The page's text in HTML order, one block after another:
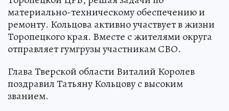
материально-техническому обеспечению и
ремонту. Кольцова активно участвует в жизни
Торопецкого края. Вместе с жителями округа
отправляет гумгрузы участникам СВО.
Глава Тверской области Виталий Королев
поздравил Татьяну Кольцову с высоким
званием.